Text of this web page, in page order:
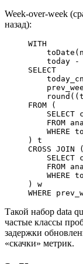
Week-over-week
назад):
WITH
    toDate(
    today
-
SELECT
    round
FROM (
    SELECT
    FROM
    WHERE
) t
CROSS JOIN (
    SELECT
    FROM
    WHERE
) w
WHERE
Такой набор data
частые классы
задержки
«скачки» метрик.